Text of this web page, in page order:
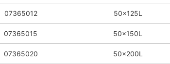
07365012 50×125L
07365015 50×150L
07365020 50×200L